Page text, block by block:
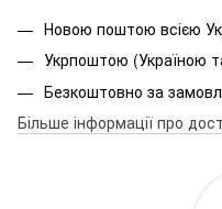
Новою поштою всією
Укрпоштою (Україною
Безкоштовно за
Більше інформації про